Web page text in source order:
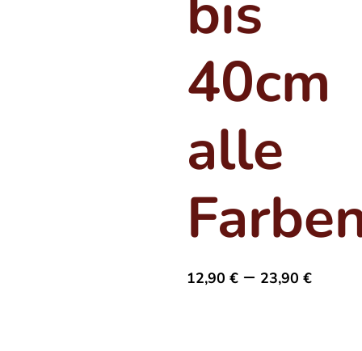
40cm
alle
12,90€ – 23,90€